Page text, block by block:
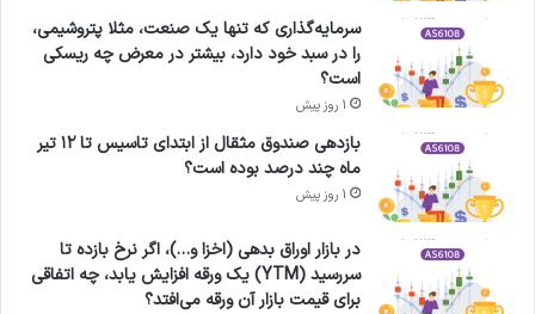
سرمایه‌گذاری که تنها یک صنعت، مثلا پتروشیمی،
را در سبد خود دارد، بیشتر در معرض چه ریسکی
است؟
1 روز پیش
بازدهی صندوق مثقال از ابتدای تاسیس تا ۱۲ تیر
ماه چند درصد بوده است؟
1 روز پیش
در بازار اوراق بدهی (اخزا و…)، اگر نرخ بازده تا
سررسید (YTM) یک ورقه افزایش یابد، چه اتفاقی
برای قیمت بازار آن ورقه می‌افتد؟